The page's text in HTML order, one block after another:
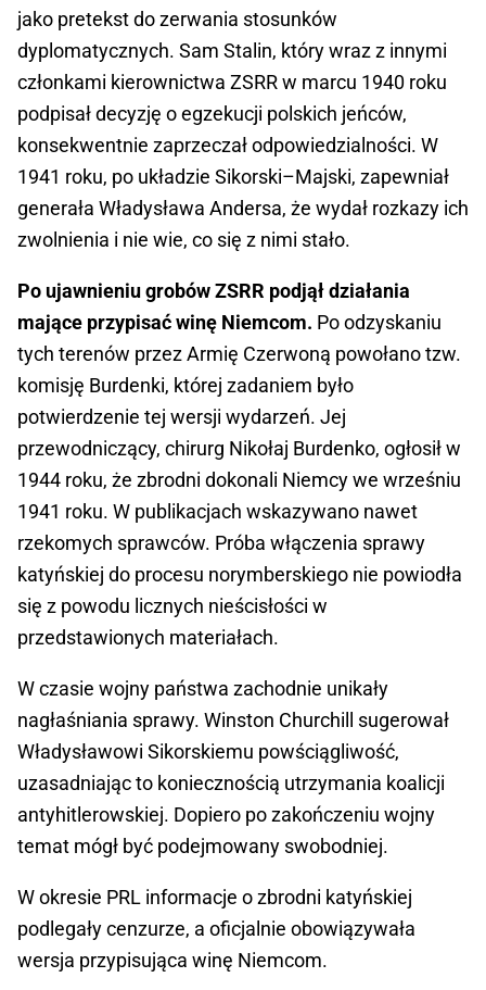
jako pretekst do zerwania stosunków
dyplomatycznych. Sam Stalin, który wraz z innymi
członkami kierownictwa ZSRR w marcu 1940 roku
podpisał decyzję o egzekucji polskich jeńców,
konsekwentnie zaprzeczał odpowiedzialności. W
1941 roku, po układzie Sikorski–Majski, zapewniał
generała Władysława Andersa, że wydał rozkazy ich
zwolnienia i nie wie, co się z nimi stało.
Po ujawnieniu grobów ZSRR podjął działania
mające przypisać winę Niemcom. Po odzyskaniu
tych terenów przez Armię Czerwoną powołano tzw.
komisję Burdenki, której zadaniem było
potwierdzenie tej wersji wydarzeń. Jej
przewodniczący, chirurg Nikołaj Burdenko, ogłosił w
1944 roku, że zbrodni dokonali Niemcy we wrześniu
1941 roku. W publikacjach wskazywano nawet
rzekomych sprawców. Próba włączenia sprawy
katyńskiej do procesu norymberskiego nie powiodła
się z powodu licznych nieścisłości w
przedstawionych materiałach.
W czasie wojny państwa zachodnie unikały
nagłaśniania sprawy. Winston Churchill sugerował
Władysławowi Sikorskiemu powściągliwość,
uzasadniając to koniecznością utrzymania koalicji
antyhitlerowskiej. Dopiero po zakończeniu wojny
temat mógł być podejmowany swobodniej.
W okresie PRL informacje o zbrodni katyńskiej
podlegały cenzurze, a oficjalnie obowiązywała
wersja przypisująca winę Niemcom.